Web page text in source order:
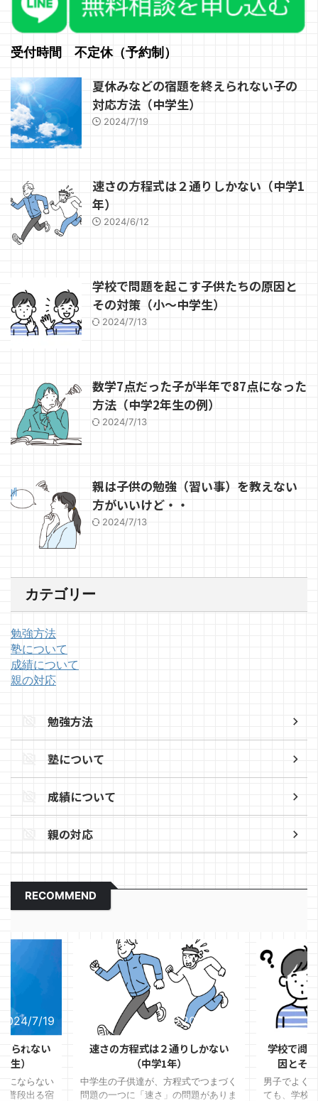
気持ちを考えますので） その理
由は、例えばメーカーでのモノづ
くりや、会社での組織の中におけ
るサービス等で不具合が起きない
ようにするための方法と、人を育
てる方法は全く逆だからです。
その違いに気づいていない親は、
子供をますますうまくいかない方
向にもっていってしまうことがあ
ります。そして子供のとる抵抗 ...
段階評価の「３」だと選べる高校
はほんの少しになることに気づい
ていないのです。 成績の「３」
が一番良くて、1が一番悪いと。
それ自体は正しいのですが、ざっ
受付時間 不定休（予約制）
夏休みなどの宿題を終えられない子の
対応方法（中学生）
2024/7/19
速さの方程式は２通りしかない（中学1
年）
2024/6/12
学校で問題を起こす子供たちの原因と
その対策（小～中学生）
2024/7/13
数学7点だった子が半年で87点になった
方法（中学2年生の例）
2024/7/13
親は子供の勉強（習い事）を教えない
方がいいけど・・
2024/7/13
カテゴリー
勉強方法
塾について
成績について
親の対応
勉強方法
塾について
成績について
親の対応
RECOMMEND
2024/7/19
られない
生）
にならない
普段出る宿
2024/6/12
速さの方程式は２通りしかない
（中学1年）
中学生の子供達が、方程式でつまづく
問題の一つに「速さ」の問題がありま
学校で問
因とそ
男子でよく
ても、学校